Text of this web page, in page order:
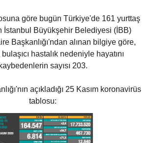
göre bugün Türkiye'de 161 yurttaş
İstanbul Büyükşehir Belediyesi (İBB)
Başkanlığı'ndan alınan bilgiye göre,
bulaşıcı hastalık nedeniyle hayatını
kaybedenlerin sayısı 203.
açıkladığı 25 Kasım koronavirüs
tablosu: